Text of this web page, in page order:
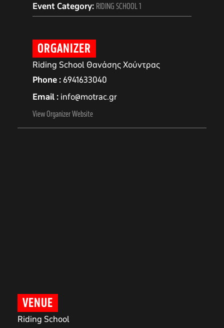
Event Category: RIDING SCHOOL 1
ORGANIZER
Riding School Θανάσης Χούντρας
Phone 6941633040
Email info@motrac.gr
View Organizer Website
VENUE
Riding School